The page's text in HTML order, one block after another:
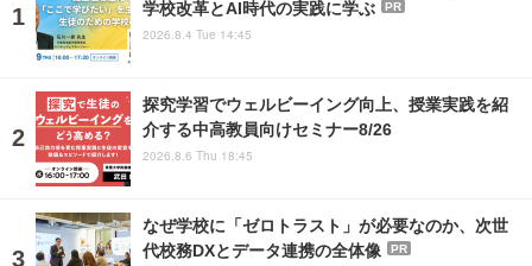
学校改革とAI時代の実践に学ぶ
PR
2026.8.4 Tue 14:45
探究学習でウェルビーイング向上、授業実践を紹
介する中高教員向けセミナー8/26
2026.8.6 Thu 18:45
なぜ学校に「ゼロトラスト」が必要なのか、次世
代校務DXとデータ連携の全体像
PR